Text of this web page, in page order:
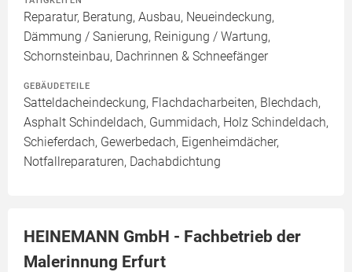
Reparatur, Beratung, Ausbau, Neueindeckung,
Dämmung / Sanierung, Reinigung / Wartung,
Schornsteinbau, Dachrinnen & Schneefänger
GEBÄUDETEILE
Satteldacheindeckung, Flachdacharbeiten, Blechdach,
Asphalt Schindeldach, Gummidach, Holz Schindeldach,
Schieferdach, Gewerbedach, Eigenheimdächer,
Notfallreparaturen, Dachabdichtung
HEINEMANN GmbH - Fachbetrieb der
Malerinnung Erfurt